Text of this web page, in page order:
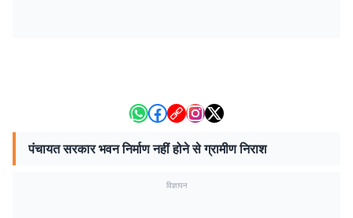
पंचायत सरकार भवन निर्माण नहीं होने से ग्रामीण निराश
विज्ञापन